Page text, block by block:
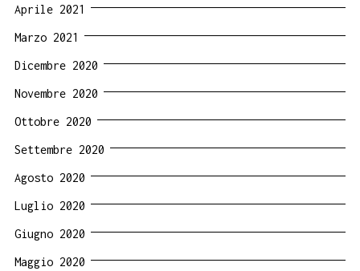
Aprile 2021
Marzo 2021
Dicembre 2020
Novembre 2020
Ottobre 2020
Settembre 2020
Agosto 2020
Luglio 2020
Giugno 2020
Maggio 2020